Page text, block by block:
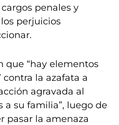
penales y
perjuicios
que “hay elementos
la azafata a
agravada al
a su familia”, luego de
pasar la amenaza